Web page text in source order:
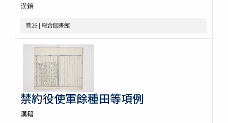
漢籍
巻26 | 総合図書館
禁約役使軍餘種田等項例
漢籍